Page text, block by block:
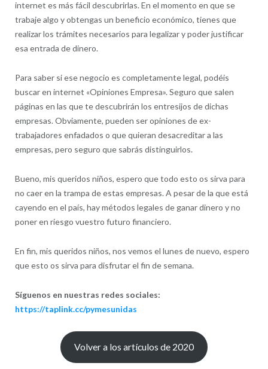
internet es más fácil descubrirlas. En el momento en que se
trabaje algo y obtengas un beneficio económico, tienes que
realizar los trámites necesarios para legalizar y poder justificar
esa entrada de dinero.
Para saber si ese negocio es completamente legal, podéis
buscar en internet «Opiniones Empresa». Seguro que salen
páginas en las que te descubrirán los entresijos de dichas
empresas. Obviamente, pueden ser opiniones de ex-
trabajadores enfadados o que quieran desacreditar a las
empresas, pero seguro que sabrás distinguirlos.
Bueno, mis queridos niños, espero que todo esto os sirva para
no caer en la trampa de estas empresas. A pesar de la que está
cayendo en el país, hay métodos legales de ganar dinero y no
poner en riesgo vuestro futuro financiero.
En fin, mis queridos niños, nos vemos el lunes de nuevo, espero
que esto os sirva para disfrutar el fin de semana.
Síguenos en nuestras redes sociales:
https://taplink.cc/pymesunidas
Volver a los artículos de 2020